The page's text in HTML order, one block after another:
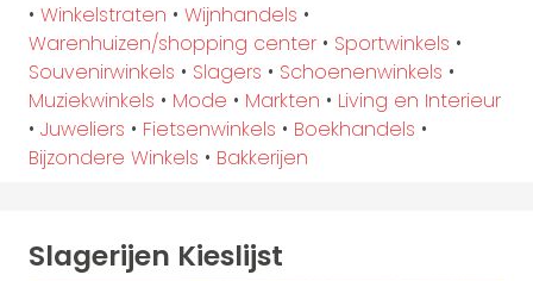
• Winkelstraten • Wijnhandels •
Warenhuizen/shopping center • Sportwinkels •
Souvenirwinkels • Slagers • Schoenenwinkels •
Muziekwinkels • Mode • Markten • Living en Interieur
• Juweliers • Fietsenwinkels • Boekhandels •
Bijzondere Winkels • Bakkerijen
Slagerijen Kieslijst